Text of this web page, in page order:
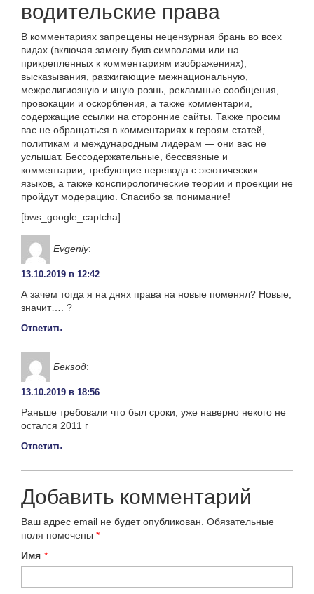
водительские права
В комментариях запрещены нецензурная брань во всех
видах (включая замену букв символами или на
прикрепленных к комментариям изображениях),
высказывания, разжигающие межнациональную,
межрелигиозную и иную рознь, рекламные сообщения,
провокации и оскорбления, а также комментарии,
содержащие ссылки на сторонние сайты. Также просим
вас не обращаться в комментариях к героям статей,
политикам и международным лидерам — они вас не
услышат. Бессодержательные, бессвязные и
комментарии, требующие перевода с экзотических
языков, а также конспирологические теории и проекции не
пройдут модерацию. Спасибо за понимание!
[bws_google_captcha]
Evgeniy:
13.10.2019 в 12:42
А зачем тогда я на днях права на новые поменял? Новые,
значит…. ?
Ответить
Бекзод:
13.10.2019 в 18:56
Раньше требовали что был сроки, уже наверно некого не
остался 2011 г
Ответить
Добавить комментарий
Ваш адрес email не будет опубликован. Обязательные
поля помечены *
Имя *